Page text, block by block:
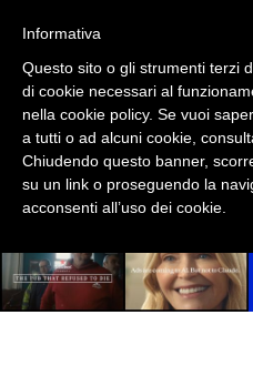
TV
DATI
PREVISIONI/SCENARI
Informativa
Questo sito o gli strumenti terzi
di cookie necessari al
nella cookie policy. Se vuoi
a tutti o ad alcuni cookie,
Chiudendo questo banner,
su un link o proseguendo la
acconsenti all’uso dei cookie.